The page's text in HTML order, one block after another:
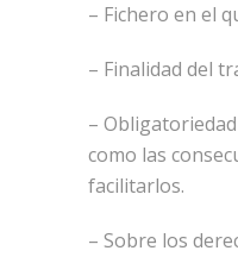
– Fichero en el
– Finalidad del
–
como las
facilitarlos.
– Sobre los